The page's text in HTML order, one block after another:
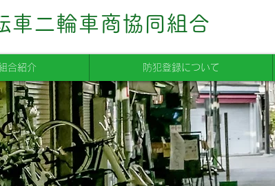
車二輪車商協同組合
合紹介 防犯登録について